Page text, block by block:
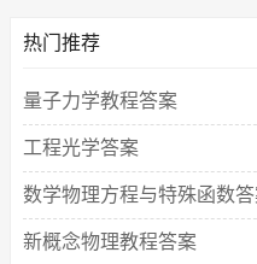
热门推荐
量子力学教程答案
工程光学答案
数学物理方程与特殊函数
新概念物理教程答案